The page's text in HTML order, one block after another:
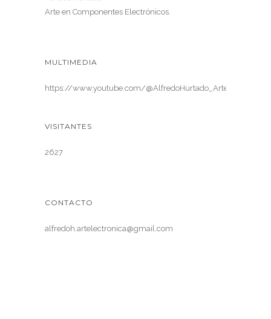
Arte en Componentes Electrónicos.
MULTIMEDIA
https://www.youtube.com/@AlfredoHurtado_ArteElectronica
VISITANTES
2627
CONTACTO
alfredoh.artelectronica@gmail.com